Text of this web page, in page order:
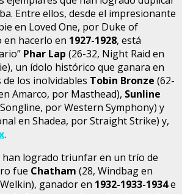
Entre ellos, desde el impresionante
en Loved One, por Duke of
hacerlo en 1927-1928, está
Phar Lap (26-32, Night Raid en
un ídolo histórico que ganara en
de los inolvidables Tobin Bronze (62-
Amarco, por Masthead), Sunline
por Western Symphony) y
en Shadea, por Straight Strike) y,
.
han logrado triunfar en un trío de
fue Chatham (28, Windbag en
ganador en 1932-1933-1934e